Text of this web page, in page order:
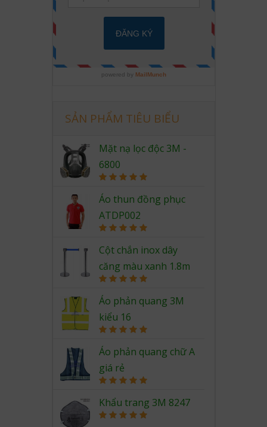
SẢN PHẨM TIÊU BIỂU
Mặt nạ lọc độc 3M -
6800
out of 5
Áo thun đồng phục
ATDP002
out of 5
Cột chắn inox dây
căng màu xanh 1.8m
out of 5
Áo phản quang 3M
kiểu 16
out of 5
Áo phản quang chữ A
giá rẻ
out of 5
Khẩu trang 3M 8247